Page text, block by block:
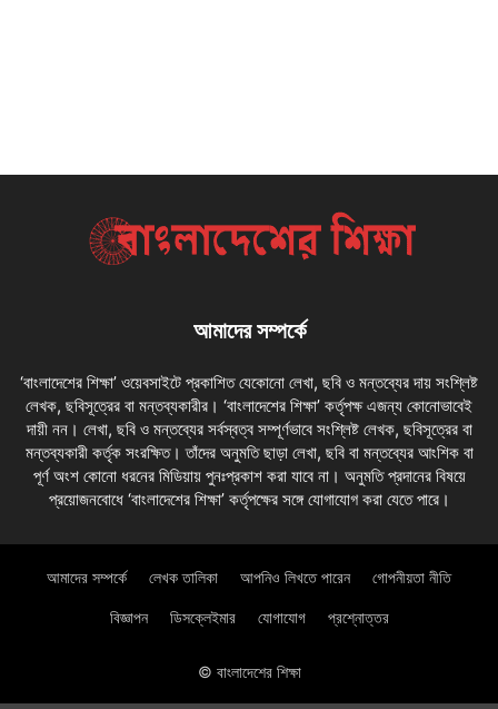
আমাদের সম্পর্কে
‘বাংলাদেশের শিক্ষা’ ওয়েবসাইটে প্রকাশিত যেকোনো লেখা, ছবি ও মন্তব্যের দায় সংশ্লিষ্ট
লেখক, ছবিসূত্রের বা মন্তব্যকারীর। ‘বাংলাদেশের শিক্ষা’ কর্তৃপক্ষ এজন্য কোনোভাবেই
দায়ী নন। লেখা, ছবি ও মন্তব্যের সর্বস্বত্ব সম্পূর্ণভাবে সংশ্লিষ্ট লেখক, ছবিসূত্রের বা
মন্তব্যকারী কর্তৃক সংরক্ষিত। তাঁদের অনুমতি ছাড়া লেখা, ছবি বা মন্তব্যের আংশিক বা
পূর্ণ অংশ কোনো ধরনের মিডিয়ায় পুনঃপ্রকাশ করা যাবে না। অনুমতি প্রদানের বিষয়ে
প্রয়োজনবোধে ‘বাংলাদেশের শিক্ষা’ কর্তৃপক্ষের সঙ্গে যোগাযোগ করা যেতে পারে।
আমাদের সম্পর্কে লেখক তালিকা আপনিও লিখতে পারেন গোপনীয়তা নীতি
বিজ্ঞাপন ডিসক্লেইমার যোগাযোগ প্রশ্নোত্তর
© বাংলাদেশের শিক্ষা